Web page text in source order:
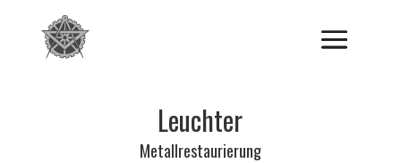
Leuchter
Metallrestaurierung